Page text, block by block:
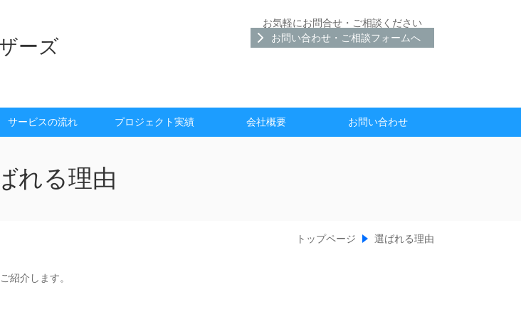
ーズ
お気軽にお問合せ・ご相談ください
お問い合わせ・ご相談フォームへ
サービスの流れ プロジェクト実績 会社概要 お問い合わせ
れる理由
トップページ 選ばれる理由
紹介します。